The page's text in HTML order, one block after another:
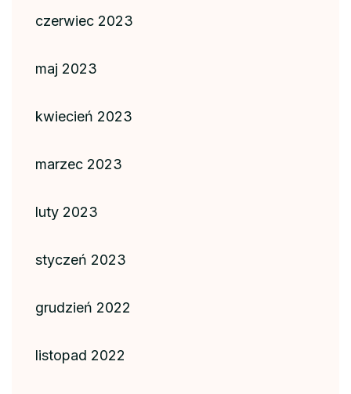
czerwiec 2023
maj 2023
kwiecień 2023
marzec 2023
luty 2023
styczeń 2023
grudzień 2022
listopad 2022